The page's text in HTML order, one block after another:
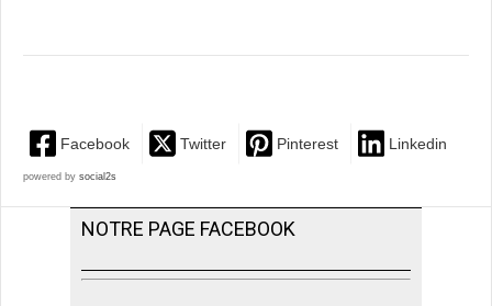
Facebook Twitter Pinterest Linkedin
powered by social2s
NOTRE PAGE FACEBOOK